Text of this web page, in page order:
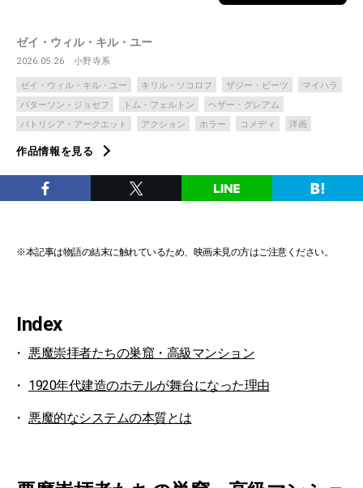
ゼイ・ウィル・キル・ユー
2026.05.26 小野寺系
ゼイ・ウィル・キル・ユー キリル・ソコロフ ザジー・ビーツ
マイハラ
パターソン・ジョセフ
トム・フェルトン
ヘザー・グレアム
パトリシア・アークエット
アクション ホラー コメディ 洋画
作品情報を見る
※本記事は物語の結末に触れているため、映画未見の方はご注意ください。
Index
悪魔崇拝者たちの巣窟・高級マンション
1920年代建造のホテルが舞台になった理由
悪魔的なシステムの本質とは